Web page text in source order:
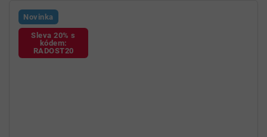
Novinka
Sleva 20% s
kódem:
RADOST20